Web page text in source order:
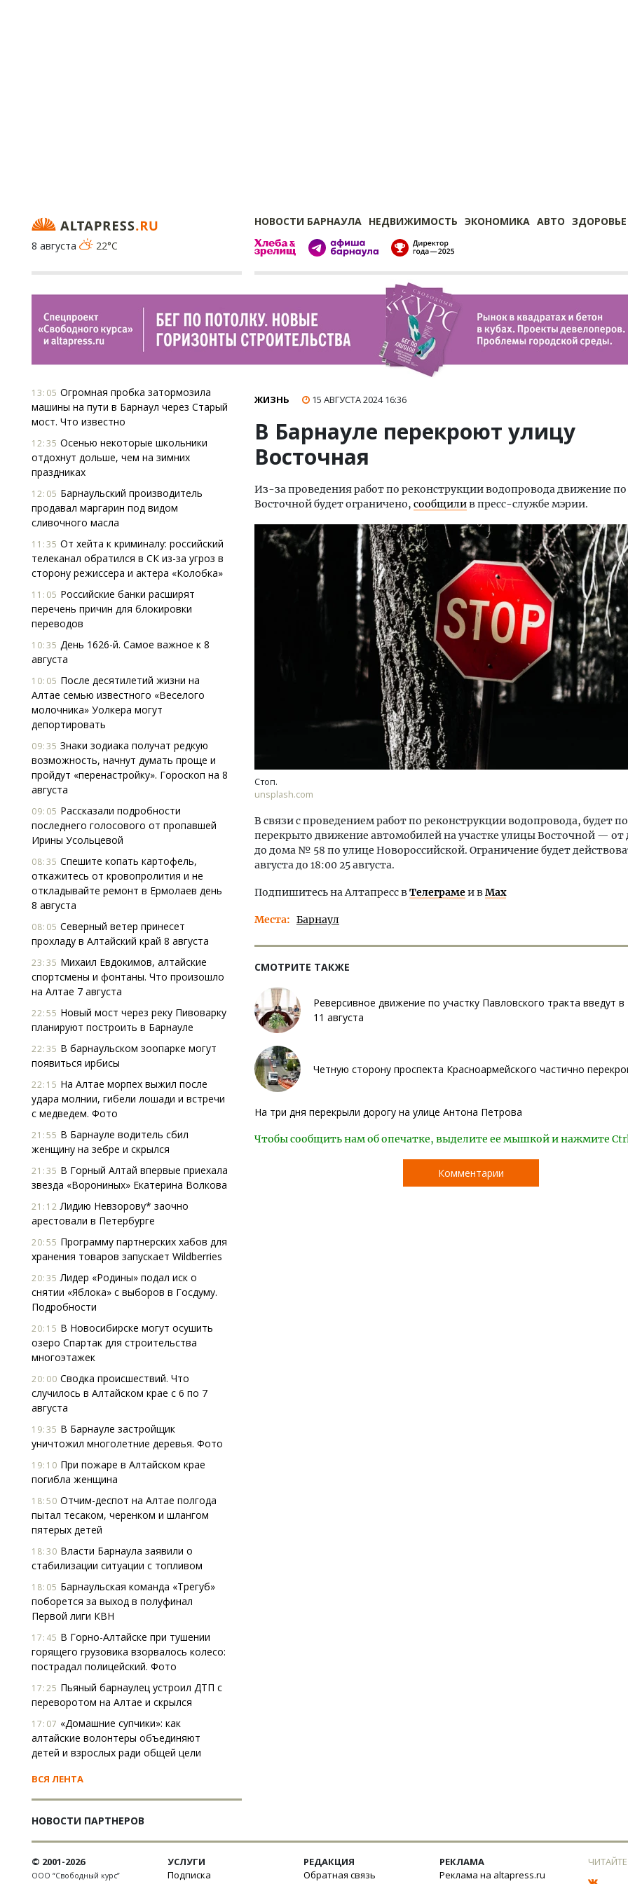
НОВОСТИ БАРНАУЛА НЕДВИЖИМОСТЬ ЭКОНОМИКА АВТО ЗДОРОВЬЕ
8 августа
22°C
13:05 Огромная пробка затормозила
машины на пути в Барнаул через Старый
мост. Что известно
12:35 Осенью некоторые школьники
отдохнут дольше, чем на зимних
праздниках
12:05 Барнаульский производитель
продавал маргарин под видом
сливочного масла
11:35 От хейта к криминалу: российский
телеканал обратился в СК из-за угроз в
сторону режиссера и актера «Колобка»
11:05 Российские банки расширят
перечень причин для блокировки
переводов
10:35 День 1626-й. Самое важное к 8
августа
10:05 После десятилетий жизни на
Алтае семью известного «Веселого
молочника» Уолкера могут
депортировать
09:35 Знаки зодиака получат редкую
возможность, начнут думать проще и
пройдут «перенастройку». Гороскоп на 8
августа
09:05 Рассказали подробности
последнего голосового от пропавшей
Ирины Усольцевой
08:35 Спешите копать картофель,
откажитесь от кровопролития и не
откладывайте ремонт в Ермолаев день
8 августа
08:05 Северный ветер принесет
прохладу в Алтайский край 8 августа
23:35 Михаил Евдокимов, алтайские
спортсмены и фонтаны. Что произошло
на Алтае 7 августа
22:55 Новый мост через реку Пивоварку
планируют построить в Барнауле
22:35 В барнаульском зоопарке могут
появиться ирбисы
22:15 На Алтае морпех выжил после
удара молнии, гибели лошади и встречи
с медведем. Фото
21:55 В Барнауле водитель сбил
женщину на зебре и скрылся
21:35 В Горный Алтай впервые приехала
звезда «Ворониных» Екатерина Волкова
21:12 Лидию Невзорову* заочно
арестовали в Петербурге
20:55 Программу партнерских хабов для
хранения товаров запускает Wildberries
20:35 Лидер «Родины» подал иск о
снятии «Яблока» с выборов в Госдуму.
Подробности
20:15 В Новосибирске могут осушить
озеро Спартак для строительства
многоэтажек
20:00 Сводка происшествий. Что
случилось в Алтайском крае с 6 по 7
августа
19:35 В Барнауле застройщик
уничтожил многолетние деревья. Фото
19:10 При пожаре в Алтайском крае
погибла женщина
18:50 Отчим-деспот на Алтае полгода
пытал тесаком, черенком и шлангом
пятерых детей
18:30 Власти Барнаула заявили о
стабилизации ситуации с топливом
18:05 Барнаульская команда «Трегуб»
поборется за выход в полуфинал
Первой лиги КВН
17:45 В Горно-Алтайске при тушении
горящего грузовика взорвалось колесо:
пострадал полицейский. Фото
17:25 Пьяный барнаулец устроил ДТП с
переворотом на Алтае и скрылся
17:07 «Домашние супчики»: как
алтайские волонтеры объединяют
детей и взрослых ради общей цели
ВСЯ ЛЕНТА
НОВОСТИ ПАРТНЕРОВ
ЖИЗНЬ 15 АВГУСТА 202416:36
В Барнауле перекроют улицу
Восточная
Из-за проведения работ по реконструкции водопровода движение по
Восточной будет ограничено, сообщилив пресс-службе мэрии.
Стоп.
unsplash.com
В связи с проведением работ по реконструкции водопровода, будет
перекрыто движение автомобилей на участке улицы Восточной —
до дома № 58 по улице Новороссийской. Ограничение будет
августа до 18:00 25 августа.
Подпишитесь на Алтапресс вТелеграмеи вMax
Места Барнаул
СМОТРИТЕ ТАКЖЕ
Реверсивное движение по участку Павловского тракта введут в
11 августа
Четную сторону проспекта Красноармейского частично
На три дня перекрыли дорогу на улице Антона Петрова
Чтобы сообщить нам об опечатке, выделите ее мышкой и нажмите
Комментарии
Ищем новые берега. Гендиректор
«Жилищной инициативы» Юрий
оставаться на плаву, когда рынок
СТРОИТЕЛЬСТВО
Архитектурный код
земли. Мощение
© 2001-2026
ООО “Свободный курс”
УСЛУГИ
Подписка
РЕДАКЦИЯ
Обратная связь
РЕКЛАМА
Реклама на altapress.ru